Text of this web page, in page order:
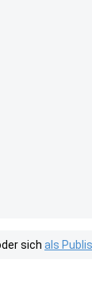
sich als